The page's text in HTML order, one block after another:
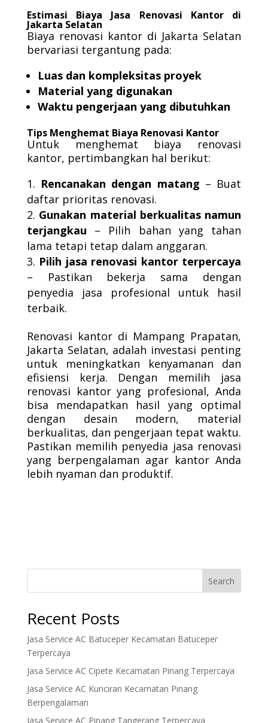
Estimasi Biaya Jasa Renovasi Kantor di
Jakarta Selatan
Biaya renovasi kantor di Jakarta Selatan
bervariasi tergantung pada:
Luas dan kompleksitas proyek
Material yang digunakan
Waktu pengerjaan yang dibutuhkan
Tips Menghemat Biaya Renovasi Kantor
Untuk menghemat biaya renovasi
kantor, pertimbangkan hal berikut:
Rencanakan dengan matang – Buat
daftar prioritas renovasi.
Gunakan material berkualitas namun
terjangkau – Pilih bahan yang tahan
lama tetapi tetap dalam anggaran.
Pilih jasa renovasi kantor terpercaya
– Pastikan bekerja sama dengan
penyedia jasa profesional untuk hasil
terbaik.
Renovasi kantor di Mampang Prapatan,
Jakarta Selatan, adalah investasi penting
untuk meningkatkan kenyamanan dan
efisiensi kerja. Dengan memilih jasa
renovasi kantor yang profesional, Anda
bisa mendapatkan hasil yang optimal
dengan desain modern, material
berkualitas, dan pengerjaan tepat waktu.
Pastikan memilih penyedia jasa renovasi
yang berpengalaman agar kantor Anda
lebih nyaman dan produktif.
Search
Recent Posts
Jasa Service AC Batuceper Kecamatan Batuceper
Terpercaya
Jasa Service AC Cipete Kecamatan Pinang Terpercaya
Jasa Service AC Kunciran Kecamatan Pinang
Berpengalaman
Jasa Service AC Pinang Tangerang Terpercaya